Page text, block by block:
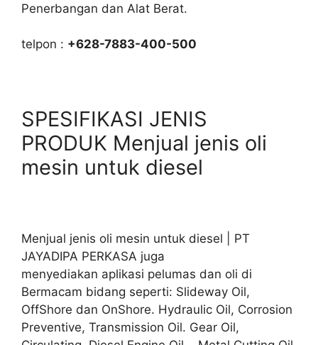
Penerbangan dan Alat Berat.
telpon : +628-7883-400-500
SPESIFIKASI JENIS
PRODUK Menjual jenis oli
mesin untuk diesel
Menjual jenis oli mesin untuk diesel | PT
JAYADIPA PERKASA juga
menyediakan aplikasi pelumas dan oli di
Bermacam bidang seperti: Slideway Oil,
OffShore dan OnShore. Hydraulic Oil, Corrosion
Preventive, Transmission Oil. Gear Oil,